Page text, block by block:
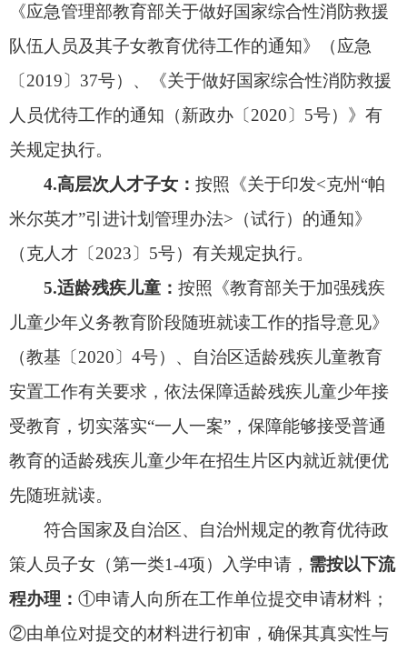
第一类1-4项所需资料：①加盖单位公章的《阿
图什市教育优待人员子女汇总表》；②户口首页、
位统一报送，线上报名资料根据第二类至第四类有
关要求提交，证明材料若涉密可不作要求）
报名时，请参照以下的第二类至第四类的相关
要求，提交对应的资料。
第一批：适龄儿童少年户籍与父（母）户籍、
房产（房产所有权仅为父母）三者一致的。
第二批：适龄儿童和父母户籍自适龄儿童出生
日起在本区的祖父母（外祖父母）家，且祖父母
（外祖父母）住房在学校服务范围内，户主、房主
第三批： 房产学位被占用的（按照“六年一户学
位”政策规定核查确认）。适龄儿童符合上述第一、
二批要求，但申请入学克州实验小学、阿图什市第
一小学的唯一房产为二手房且学位被占用的。
年秋季招生计划的现象，同等情况下依次按照监护